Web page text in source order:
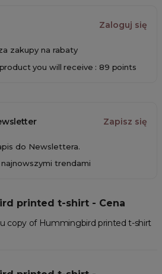
Zaloguj się
zakupy na rabaty
you will receive : 89 points
Zapisz się
do Newslettera.
trendami
printed t-shirt - Cena
copy of Hummingbird printed t-shirt